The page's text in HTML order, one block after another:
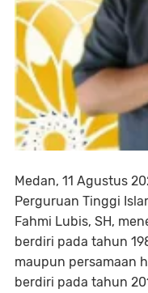
Medan, 11 Agustus
Perguruan Tinggi
Fahmi Lubis, SH,
berdiri pada tahun
maupun persamaan
berdiri pada tahun